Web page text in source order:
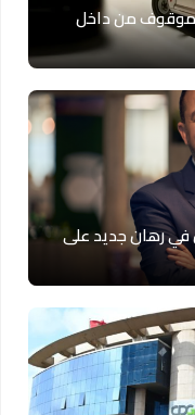
موقوف من داخل
في رهان جديد على